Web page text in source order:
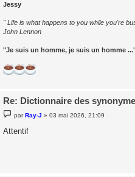
Jessy
" Life is what happens to you while you're
John Lennon
"Je suis un homme, je suis un homme
Re: Dictionnaire des
e
s
parRay-J »03 mai 2026, 21:09
Attentif